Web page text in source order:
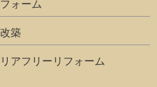
ォーム
築
アフリーリフォーム